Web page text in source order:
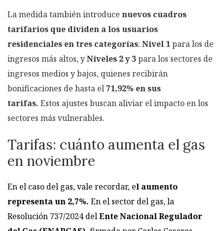
La medida también introduce nuevos cuadros
tarifarios que dividen a los usuarios
residenciales en tres categorías: Nivel 1para los de
ingresos más altos, yNiveles 2 y 3para los sectores de
ingresos medios y bajos, quienes recibirán
bonificaciones de hasta el 71,92% en sus
tarifas. Estos ajustes buscan aliviar el impacto en los
sectores más vulnerables.
Tarifas: cuánto aumenta el gas
en noviembre
En el caso del gas, vale recordar, el aumento
representa un 2,7%. En el sector del gas, la
Resolución 737/2024 delEnte Nacional Regulador